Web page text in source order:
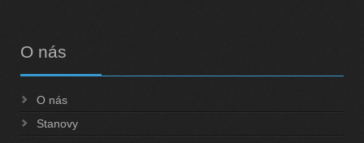
O nás
O nás
Stanovy